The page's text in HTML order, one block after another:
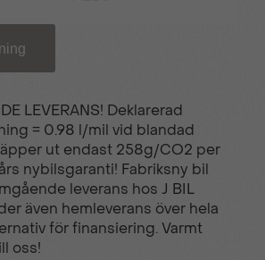
Bluetooth
Bältesvarnare
LEVERANS! Deklarerad
= 0.98 l/mil vid blandad
ut endast 258g/CO2 per
nybilsgaranti! Fabriksny bil
leverans hos J BIL
även hemleverans över hela
för finansiering. Varmt
oss!